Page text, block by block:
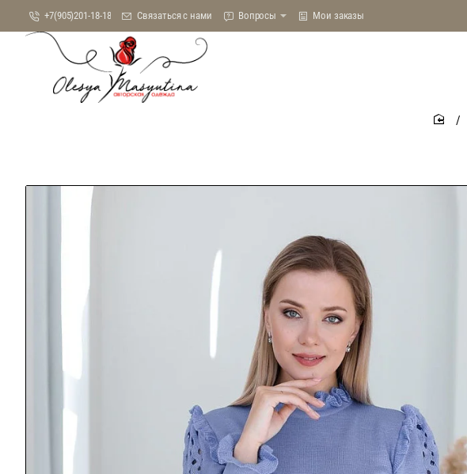
+7(905)201-18-18 Связаться с нами Вопросы Мои заказы